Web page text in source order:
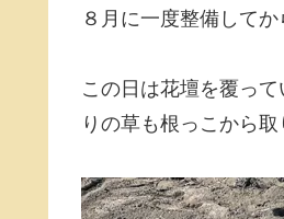
８月に一度整備して
この日は花壇を覆っ
りの草も根っこから